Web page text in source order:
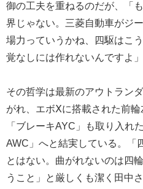
御の工夫を重ねるのだが、「
界じゃない。三菱自動車がジ
場力っていうかね、四駆はこ
覚なしには作れないんですよ」
その哲学は最新のアウトラン
がれ、エボⅩに搭載された前
「ブレーキAYC」も取り入れ
AWC」へと結実している。「
とはない。曲がれないのは四
うこと」と厳しくも潔く田中